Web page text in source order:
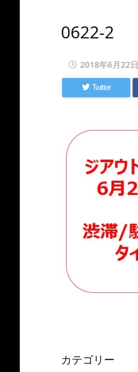
0622-2
2018年6月22日
Twitter
カテゴリー